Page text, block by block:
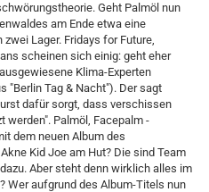
Geht Palmöl nun
am Ende etwa eine
Lager. Fridays for Future,
scheinen sich einig: geht eher
Klima-Experten
"Berlin Tag & Nacht"). Der sagt
dafür sorgt, dass verschissen
werden". Palmöl, Facepalm -
dem neuen Album des
Kid Joe am Hut? Die sind Team
Aber steht denn wirklich alles im
Wer aufgrund des Album-Titels nun